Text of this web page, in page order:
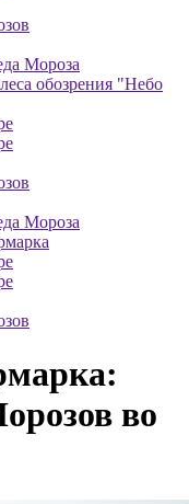
Мороза
обозрения "Небо
Мороза
во